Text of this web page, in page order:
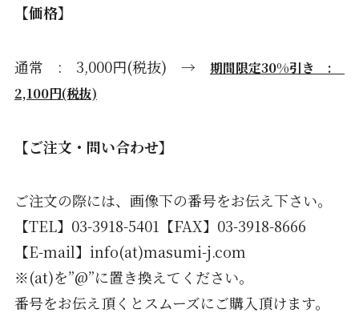
【価格】
通常 : 3,000円(税抜) → 期間限定30%引き :
2,100円(税抜)
【ご注文・問い合わせ】
ご注文の際には、画像下の番号をお伝え下さい。
【TEL】03-3918-5401【FAX】03-3918-8666
【E-mail】info(at)masumi-j.com
※(at)を”@”に置き換えてください。
番号をお伝え頂くとスムーズにご購入頂けます。